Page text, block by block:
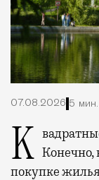
07.08.2026 5
Квадратные метры, планировки, вид из окон. Конечно,
покупке